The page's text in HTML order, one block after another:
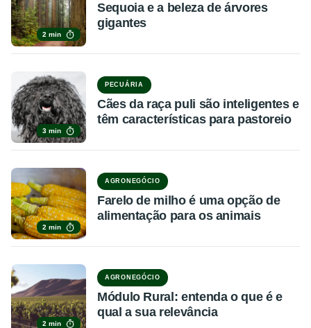
2 min
Sequoia e a beleza de árvores
gigantes
3 min
PECUÁRIA
Cães da raça puli são inteligentes e
têm características para pastoreio
2 min
AGRONEGÓCIO
Farelo de milho é uma opção de
alimentação para os animais
2 min
AGRONEGÓCIO
Módulo Rural: entenda o que é e
qual a sua relevância